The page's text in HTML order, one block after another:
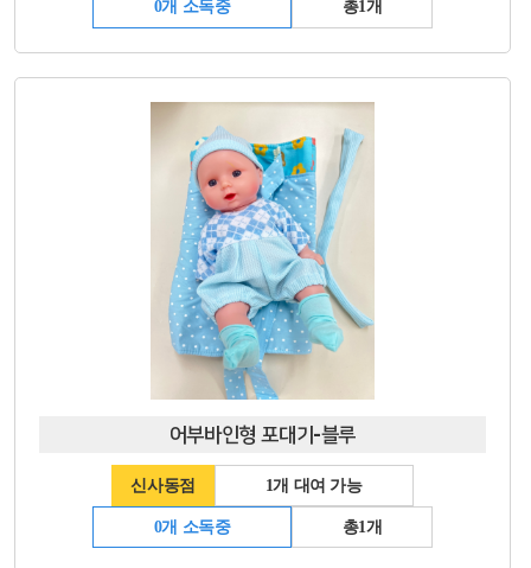
0개 소독중 총1개
어부바인형 포대기-블루
신사동점 1개 대여 가능
0개 소독중 총1개